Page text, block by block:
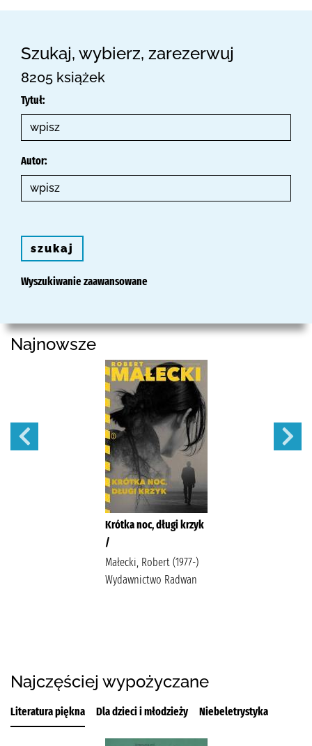
Szukaj, wybierz, zarezerwuj
8205 książek
Tytuł:
Autor:
szukaj
Wyszukiwanie zaawansowane
Najnowsze
Krótka noc, długi krzyk
/
Małecki, Robert (1977-)
Wydawnictwo Radwan
Najczęściej wypożyczane
Literatura piękna Dla dzieci i młodzieży Niebeletrystyka